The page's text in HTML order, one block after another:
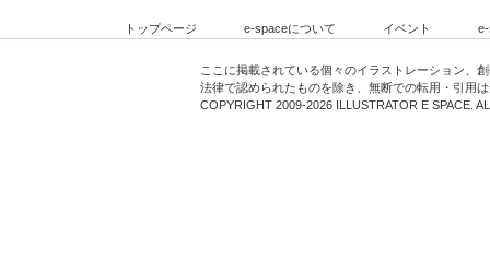
トップページ e-spaceについて イベント
ここに掲載されている個々のイラストレーション、
法律で認められたものを除き、無断での転用・引用
COPYRIGHT 2009-2026 ILLUSTRATOR E SPACE.